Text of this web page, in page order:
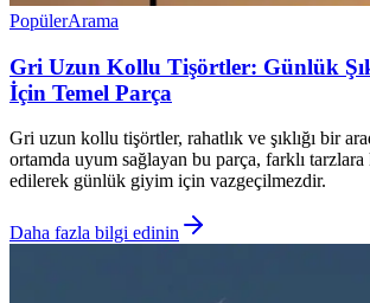
PopülerArama
Gri Uzun Kollu Tişörtler: Günlük
İçin Temel Parça
Gri uzun kollu tişörtler, rahatlık ve şıklığı bir
ortamda uyum sağlayan bu parça, farklı
edilerek günlük giyim için vazgeçilmezdir.
Daha fazla bilgi edinin